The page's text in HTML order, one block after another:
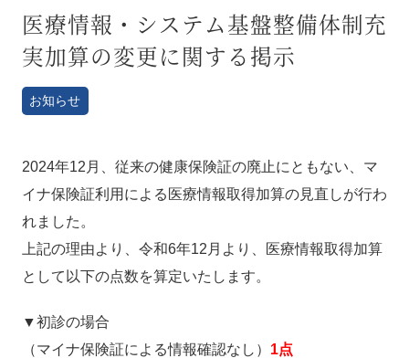
医療情報・システム基盤整備体制充
実加算の変更に関する掲示
お知らせ
2024年12月、従来の健康保険証の廃止にともない、マ
イナ保険証利用による医療情報取得加算の見直しが行わ
れました。
上記の理由より、令和6年12月より、医療情報取得加算
として以下の点数を算定いたします。
▼初診の場合
（マイナ保険証による情報確認なし） 1点